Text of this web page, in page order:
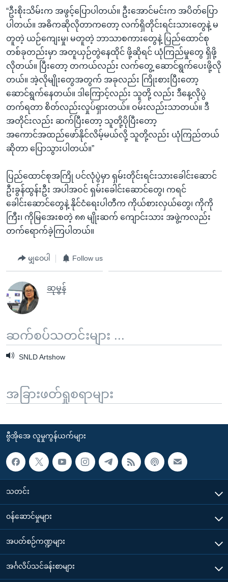
“ဦးစိုးသိမ်းက အဖွင့်ပြောပါတယ်။ ဦးအောင်မင်းက အပိတ်ပြော
ပါတယ်။ အဓိကဆိုလိုတာကတော့ လက်ရှိတိုင်းရင်းသားတွေနဲ့ မ
တူတဲ့ ယဉ်ကျေးမှု၊ မတူတဲ့ ဘာသာစကားတွေနဲ့ ပြည်ထောင်စု
တစ်ခုတည်းမှာ အတူယှဉ်တွဲနေထိုင် ဖို့ဆိုရင် ယုံကြည်မှုတွေ ရှိဖို့
လိုတယ်။ ပြီးတော့ တကယ်လည်း လက်တွေ့ ဆောင်ရွက်ပေးဖို့လို
တယ်။ အဲ့လိုမျိုးတွေအတွက် အခုလည်း ကြိုးစားပြီးတော့
ဆောင်ရွက်နေတယ်။ ဒါကြောင့်လည်း သူတို့ လည်း ဒီနေ့လိုပွဲ
တက်ရတာ စိတ်လည်းလှုပ်ရှားတယ်။ ဝမ်းလည်းသာတယ်။ ဒီ
အတိုင်းလည်း ဆက်ပြီးတော့ သူတို့ပိုပြီးတော့
အကောင်အထည်ဖော်နိုင်လိမ့်မယ်လို့ သူတို့လည်း ယုံကြည်တယ်
ဆိုတာ ပြောသွားပါတယ်။”
ပြည်ထောင်စုအကြို ပင်လုံပွဲမှာ ရှမ်းတိုင်းရင်းသားခေါင်းဆောင်
ဦးခွန်ထွန်းဦး အပါအဝင် ရှမ်းခေါင်းဆောင်တွေ၊ ကရင်
ခေါင်းဆောင်တွေနဲ့ နိုင်ငံရေးပါတီက ကိုယ်စားလှယ်တွေ၊ ကိုကို
ကြီး၊ ကိုမြအေးစတဲ့ ၈၈ မျိုးဆက် ကျောင်းသား အဖွဲ့ကလည်း
တက်ရောက်ခဲ့ကြပါတယ်။
မျှဝေပါ Follow us
ဆုမွန်
ဆက်စပ်သတင်းများ ...
SNLD Artshow
အခြားဖတ်ရှုစရာများ
ဗွီအိုအေ လူမှုကွန်ယက်များ
သတင်း
၀န်ဆောင်မှုများ
အပတ်စဉ်ကဏ္ဍများ
အင်္ဂလိပ်သင်ခန်းစာများ